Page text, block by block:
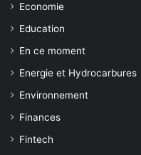
Economie
Education
En ce moment
Energie et Hydrocarbures
Environnement
Finances
Fintech